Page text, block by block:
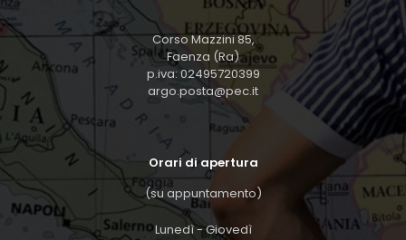
Corso Mazzini 85,
Faenza (Ra)
p.iva: 02495720399
argo.posta@pec.it
Orari di apertura
(su appuntamento)
Lunedì - Giovedì